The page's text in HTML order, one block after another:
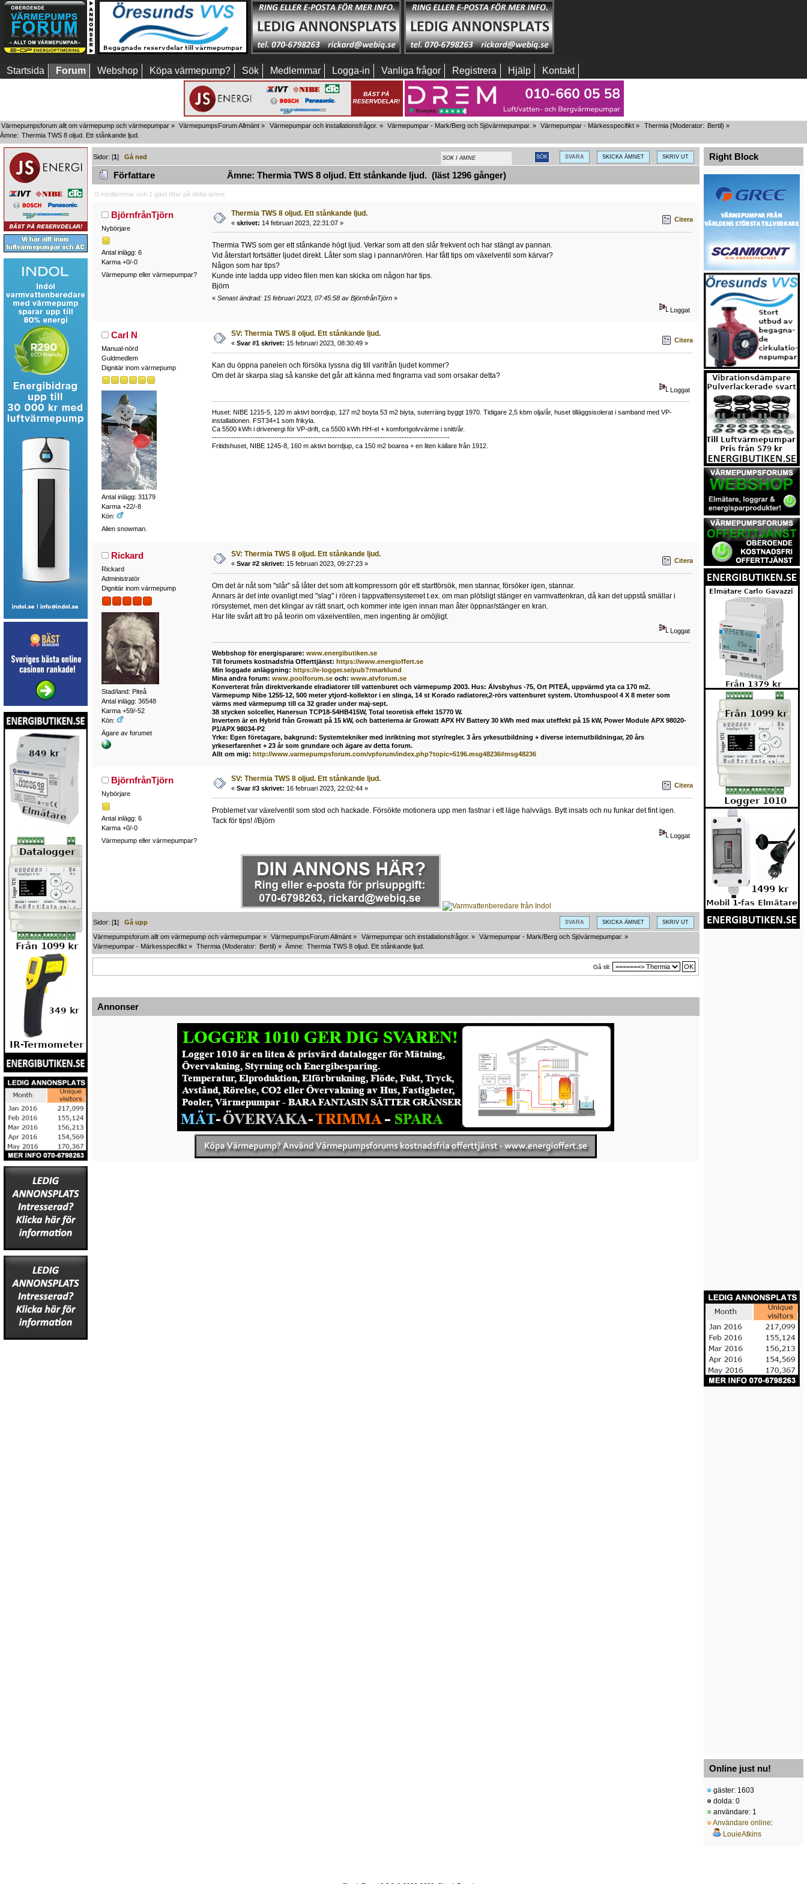
Startsida Forum Webshop Köpa värmepump? Sök Medlemmar Logga-in Vanliga frågor Registrera Hjälp Kontakt
Värmepumpsforum allt om värmepump och värmepumpar » VärmepumpsForum Allmänt » Värmepumpar och installationsfrågor. » Värmepumpar - Mark/Berg och Sjövärmepumpar. » Värmepumpar - Märkesspecifikt » Thermia(Moderator: Bertil) »
Ämne: Thermia TWS 8 oljud. Ett stånkande ljud.
SVARA SKICKA ÄMNET SKRIV UT
Sidor: [1]Gå ned
Författare Ämne: Thermia TWS 8 oljud. Ett stånkande ljud. (läst 1296 gånger)
0 medlemmar och 1 gäst tittar på detta ämne.
BjörnfrånTjörn
Nybörjare
Antal inlägg: 6
Karma +0/-0
Värmepump eller värmepumpar?
Thermia TWS 8 oljud. Ett stånkande ljud.
« skrivet: 14 februari 2023, 22:31:07 » Citera
Thermia TWS som ger ett stånkande högt ljud. Verkar som att den slår frekvent och har stängt av pannan.
Vid återstart fortsätter ljudet direkt. Låter som slag i pannan/rören. Har fått tips om växelventil som kärvar?
Någon som har tips?
Kunde inte ladda upp video filen men kan skicka om någon har tips.
Björn
« Senast ändrad: 15 februari 2023, 07:45:58 av BjörnfrånTjörn»
Loggat
Carl N
Manual-nörd
Guldmedlem
Dignitär inom värmepump
Antal inlägg: 31179
Karma +22/-8
Kön:
Alien snowman.
SV: Thermia TWS 8 oljud. Ett stånkande ljud.
« Svar #1 skrivet: 15 februari 2023, 08:30:49 » Citera
Kan du öppna panelen och försöka lyssna dig till varifrån ljudet kommer?
Om det är skarpa slag så kanske det går att känna med fingrarna vad som orsakar detta?
Loggat
Huset: NIBE 1215-5, 120 m aktivt borrdjup, 127 m2 boyta 53 m2 biyta, suterräng byggt 1970. Tidigare 2,5 kbm olja/år, huset tilläggsisolerat i samband med VP-
installationen. FST34+1 som frikyla.
Ca 5500 kWh i drivenergi för VP-drift, ca 5500 kWh HH-el + komfortgolvvärme i snitt/år.
---------------------------------------------------------------------------------------------------
Fritidshuset, NIBE 1245-8, 160 m aktivt borrdjup, ca 150 m2 boarea + en liten källare från 1912.
Rickard
Rickard
Administratör
Dignitär inom värmepump
Stad/land: Piteå
Antal inlägg: 36548
Karma +59/-52
Kön:
Ägare av forumet
SV: Thermia TWS 8 oljud. Ett stånkande ljud.
« Svar #2 skrivet: 15 februari 2023, 09:27:23 » Citera
Om det är nåt som "slår" så låter det som att kompressorn gör ett startförsök, men stannar, försöker igen, stannar.
Annars är det inte ovanligt med "slag" i rören i tappvattensystemet t.ex. om man plötsligt stänger en varmvattenkran, då kan det uppstå smällar i
rörsystemet, men det klingar av rätt snart, och kommer inte igen innan man åter öppnar/stänger en kran.
Har lite svårt att tro på teorin om växelventilen, men ingenting är omöjligt.
Loggat
Webbshop för energisparare: www.energibutiken.se
Till forumets kostnadsfria Offerttjänst: https://www.energioffert.se
Min loggade anläggning: https://e-logger.se/pub?rmarklund
Mina andra forum: www.poolforum.seoch: www.atvforum.se
Konverterat från direktverkande elradiatorer till vattenburet och värmepump 2003. Hus: Älvsbyhus -75, Ort PITEÅ, uppvärmd yta ca 170 m2.
Värmepump Nibe 1255-12, 500 meter ytjord-kollektor i en slinga, 14 st Korado radiatorer,2-rörs vattenburet system. Utomhuspool 4 X 8 meter som
värms med värmepump till ca 32 grader under maj-sept.
38 stycken solceller, Hanersun TCP18-54HB415W, Total teoretisk effekt 15770 W.
Invertern är en Hybrid från Growatt på 15 kW, och batterierna är Growatt APX HV Battery 30 kWh med max uteffekt på 15 kW, Power Module APX 98020-
P1/APX 98034-P2
Yrke: Egen företagare, bakgrund: Systemtekniker med inriktning mot styr/regler. 3 års yrkesutbildning + diverse internutbildningar, 20 års
yrkeserfarenhet + 23 år som grundare och ägare av detta forum.
Allt om mig: http://www.varmepumpsforum.com/vpforum/index.php?topic=5196.msg48236#msg48236
BjörnfrånTjörn
Nybörjare
Antal inlägg: 6
Karma +0/-0
Värmepump eller värmepumpar?
SV: Thermia TWS 8 oljud. Ett stånkande ljud.
« Svar #3 skrivet: 16 februari 2023, 22:02:44 » Citera
Problemet var växelventil som stod och hackade. Försökte motionera upp men fastnar i ett läge halvvägs. Bytt insats och nu funkar det fint igen.
Tack för tips! //Björn
Loggat
SVARA SKICKA ÄMNET SKRIV UT
Sidor: [1]Gå upp
Värmepumpsforum allt om värmepump och värmepumpar » VärmepumpsForum Allmänt » Värmepumpar och installationsfrågor. » Värmepumpar - Mark/Berg och Sjövärmepumpar. »
Värmepumpar - Märkesspecifikt » Thermia (Moderator: Bertil) » Ämne: Thermia TWS 8 oljud. Ett stånkande ljud.
Gå till:
Annonser
Right Block
Online just nu!
gäster: 1603
dolda: 0
användare: 1
Användare online:
LouieAtkins